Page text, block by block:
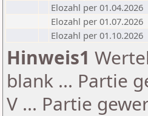
Elozahl per 01.04.2026
Elozahl per 01.07.2026
Elozahl per 01.10.2026
Hinweis1
blank ... Partie
V ... Partie